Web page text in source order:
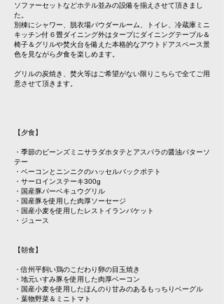
ソファーセットなどホテル並みの設備を揃えさせて頂きまし
た。
別棟にシャワー、脱衣場パウダールーム、トイレ、冷蔵庫ミニ
キッチン付６畳ダイニング外はタープにダイニングテーブル＆
椅子＆グリルや焚火台を備えた本格的なアウトドアスペース景
色を見ながら夕食を楽しめます。
グリルの炭焼き、焚火等はご希望がない限りこちらで全てご用
意させて頂きます。
【夕食】
・季節のビーンズミニサラダホタテとアスパラの醤油バターソ
テー
・ベーコンとニンニクのハッセルバックポテト
・サーロインステーキ300g
・国産豚バーベキュウグリル
・国産豚を使用した肉厚ソーセージ
・国産小麦を使用したレストイランバケット
・ジュース
【朝食】
・信州平飼い鶏のこだわり卵の目玉焼き
・地元いすみ豚を使用した肉厚ベーコン
・国産小麦を使用したほんのり甘みのあるもっちりベーグル
・葉物野菜＆ミニトマト